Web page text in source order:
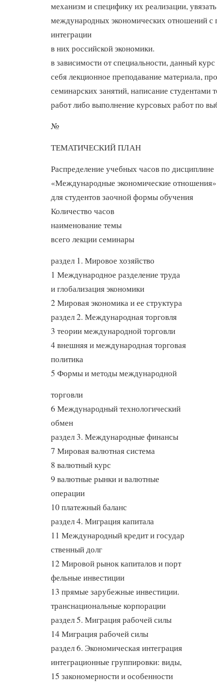
механизм и специфику их реализации,
международных экономических отношений с
интеграции
в них российской экономики.
в зависимости от специальности, данный
себя лекционное преподавание материала,
семинарских занятий, написание студентами
работ либо выполнение курсовых работ по
№
ТЕМАТИЧЕСКИЙ ПЛАН
Распределение учебных часов по дисциплине
«Международные экономические отношения»
для студентов заочной формы обучения
Количество часов
наименование темы
всего лекции семинары
раздел 1. Мировое хозяйство
1 Международное разделение труда
и глобализация экономики
2 Мировая экономика и ее структура
раздел 2. Международная торговля
3 теории международной торговли
4 внешняя и международная торговая
политика
5 Формы и методы международной
торговли
6 Международный технологический
обмен
раздел 3. Международные финансы
7 Мировая валютная система
8 валютный курс
9 валютные рынки и валютные
операции
10 платежный баланс
раздел 4. Миграция капитала
11 Международный кредит и государ
ственный долг
12 Мировой рынок капиталов и порт
фельные инвестиции
13 прямые зарубежные инвестиции.
транснациональные корпорации
раздел 5. Миграция рабочей силы
14 Миграция рабочей силы
раздел 6. Экономическая интеграция
интеграционные группировки: виды,
15 закономерности и особенности